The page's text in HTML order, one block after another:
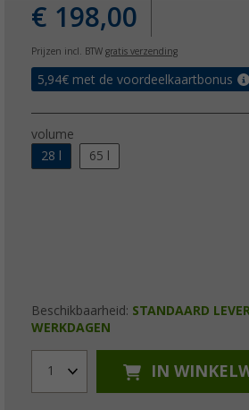
€ 198,00
Prijzen incl. BTW gratis verzending
5,94€ met de voordeelkaartbonus
volume
28 l
65 l
Beschikbaarheid: STANDAARD
WERKDAGEN
1 IN